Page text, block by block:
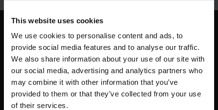
This website uses cookies
We use cookies to personalise content and ads, to
provide social media features and to analyse our traffic.
We also share information about your use of our site with
our social media, advertising and analytics partners who
may combine it with other information that you’ve
provided to them or that they’ve collected from your use
of their services.
Şirketimiz
Scalable Hosting Solutions OÜ
Tescil kodu: 14652605
KDV numarası: EE102133820